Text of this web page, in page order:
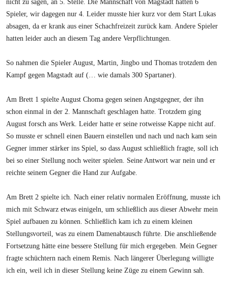
nicht zu sagen, an 5. Stelle. Die Mannschaft von Magstadt hatten 6
Spieler, wir dagegen nur 4. Leider musste hier kurz vor dem Start Lukas
absagen, da er krank aus einer Schachfreizeit zurück kam. Andere Spieler
hatten leider auch an diesem Tag andere Verpflichtungen.
So nahmen die Spieler August, Martin, Jingbo und Thomas trotzdem den
Kampf gegen Magstadt auf (… wie damals 300 Spartaner).
Am Brett 1 spielte August Choma gegen seinen Angstgegner, der ihn
schon einmal in der 2. Mannschaft geschlagen hatte. Trotzdem ging
August forsch ans Werk. Leider hatte er seine rotweisse Kappe nicht auf.
So musste er schnell einen Bauern einstellen und nach und nach kam sein
Gegner immer stärker ins Spiel, so dass August schließlich fragte, soll ich
bei so einer Stellung noch weiter spielen. Seine Antwort war nein und er
reichte seinem Gegner die Hand zur Aufgabe.
Am Brett 2 spielte ich. Nach einer relativ normalen Eröffnung, musste ich
mich mit Schwarz etwas einigeln, um schließlich aus dieser Abwehr mein
Spiel aufbauen zu können. Schließlich kam ich zu einem kleinen
Stellungsvorteil, was zu einem Damenabtausch führte. Die anschließende
Fortsetzung hätte eine bessere Stellung für mich ergegeben. Mein Gegner
fragte schüchtern nach einem Remis. Nach längerer Überlegung willigte
ich ein, weil ich in dieser Stellung keine Züge zu einem Gewinn sah.